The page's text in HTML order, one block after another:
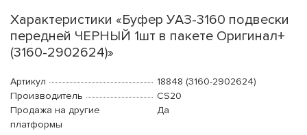
Характеристики «Буфер УАЗ-3160 подвески
передней ЧЕРНЫЙ 1шт в пакете Оригинал+
(3160-2902624)»
Артикул
18848 (3160-2902624)
Производитель
CS20
Продажа на другие
платформы
Да